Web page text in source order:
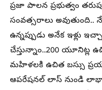
ప్రజా పాలన ప్రభుత్వం
సంవత్సరాలు అవుతుంది..
ఉన్నప్పుడు అనేక ఇళ్లు
చేస్తున్నాం..200 యూనిట్ల
మహిళలకి ఉచిత బస్సు
ఆపరేషనల్ లాస్ నుండి